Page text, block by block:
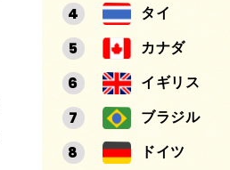
タイ
カナダ
イギリス
ブラジル
ドイツ